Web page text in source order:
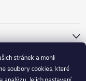
stránek a mohli
soubory cookies, které